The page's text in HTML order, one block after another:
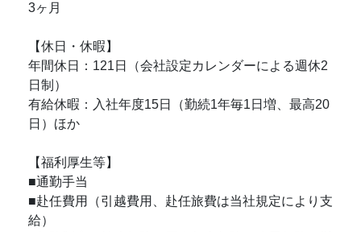
3ヶ月
【休日・休暇】
年間休日：121日（会社設定カレンダーによる週休2
日制）
有給休暇：入社年度15日（勤続1年毎1日増、最高20
日）ほか
【福利厚生等】
■通勤手当
■赴任費用（引越費用、赴任旅費は当社規定により支
給）